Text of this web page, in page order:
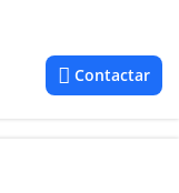
Contactar